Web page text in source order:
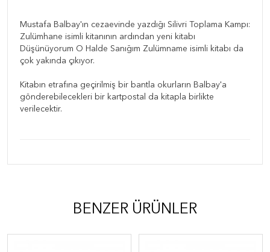
Mustafa Balbay'ın cezaevinde yazdığı Silivri Toplama Kampı:
Zulümhane isimli kitanının ardından yeni kitabı
Düşünüyorum O Halde Sanığım Zulümname isimli kitabı da
çok yakında çıkıyor.
Kitabın etrafına geçirilmiş bir bantla okurların Balbay'a
gönderebilecekleri bir kartpostal da kitapla birlikte
verilecektir.
BENZER ÜRÜNLER